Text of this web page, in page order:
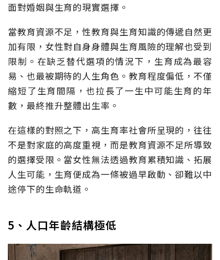
面對婚姻與生育的現實選擇。
當教育資源不足，性教育與生育知識的傳遞自然更
加有限，女性對自身身體與生育風險的理解也受到
限制。在缺乏替代選項的情況下，生育成為最容
易、也最被期待的人生角色。教育程度偏低，不僅
縮短了生育間隔，也拉長了一生中可能生育的年
數，最終推升整體出生率。
在這樣的對照之下，高生育率社會所呈現的，往往
不是對家庭的高度重視，而是教育資源不足所導致
的選擇受限。當女性無法透過教育累積知識、拓展
人生可能，生育便成為一條被過早啟動、卻難以中
途停下的生命軌道。
5、人口年齡結構極低